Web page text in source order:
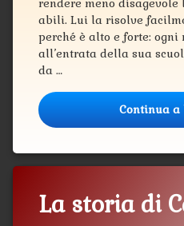
rendere meno
abili. Lui la risolve
perché è alto e forte:
all’entrata della sua
da …
Continua a
La storia di